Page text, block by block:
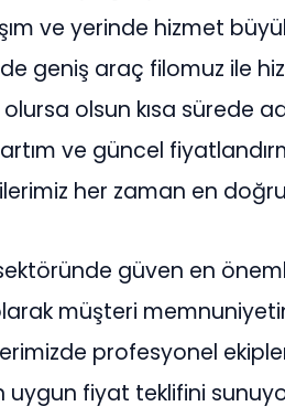
ve yerinde hizmet
geniş araç filomuz ile
olsun kısa sürede
ve güncel
her zaman en doğru
güven en
müşteri
profesyonel
uygun fiyat teklifini